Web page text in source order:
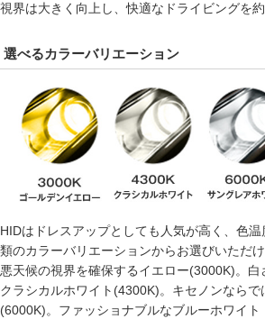
視界は大きく向上し、快適なドライビングを約
選べるカラーバリエーション
HIDはドレスアップとしても人気が高く、色
類のカラーバリエーションからお選びいただけ
悪天候の視界を確保するイエロー(3000K)。白
クラシカルホワイト(4300K)。キセノンならで
(6000K)。ファッショナブルなブルーホワイ